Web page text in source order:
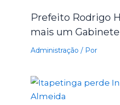
Prefeito Rodrigo
mais um
Administração / Por